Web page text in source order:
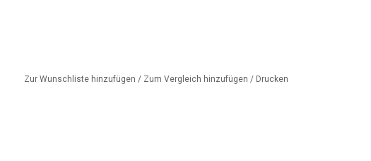
Zur Wunschliste hinzufügen / Zum Vergleich hinzufügen / Drucken